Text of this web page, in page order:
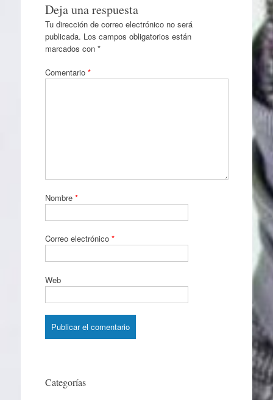
Deja una respuesta
Tu dirección de correo electrónico no será
publicada. Los campos obligatorios están
marcados con *
Comentario *
Nombre *
Correo electrónico *
Web
Categorías